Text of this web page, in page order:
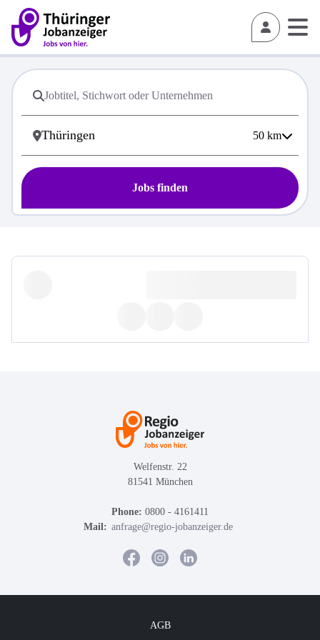
50 km
Jobs finden
Welfenstr. 22
81541 München
Phone: 0800 - 4161411
Mail: anfrage@regio-jobanzeiger.de
AGB